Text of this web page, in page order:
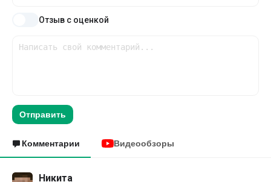
Отзыв с оценкой
Отправить
Комментарии Видеообзоры
Никита